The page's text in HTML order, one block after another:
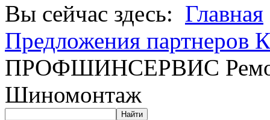
Вы сейчас здесь: Главная
Предложения партнеров
ПРОФШИНСЕРВИС
Шиномонтаж